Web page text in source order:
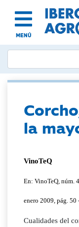
MENÚ
la
VinoTeQ
En: VinoTeQ, núm.
enero 2009, pág. 50
Cualidades del